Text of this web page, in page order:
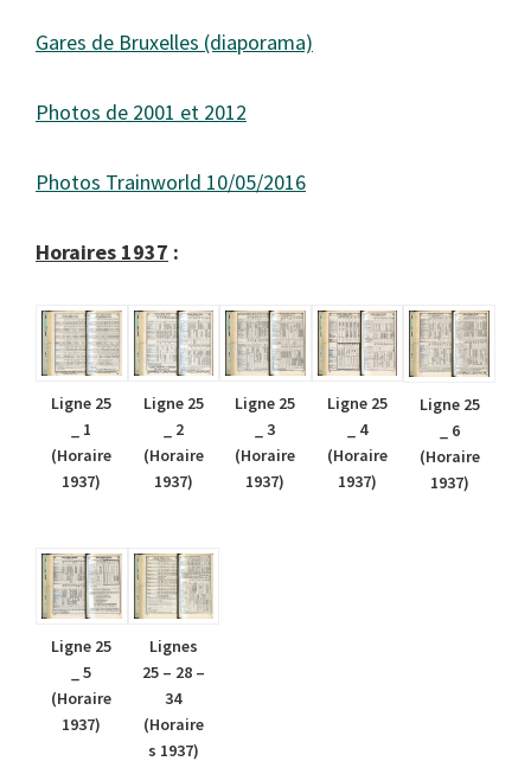
Gares de Bruxelles (diaporama)
Photos de 2001 et 2012
Photos Trainworld 10/05/2016
Horaires 1937 :
Ligne 25
_ 1
(Horaire
1937)
Ligne 25
_ 2
(Horaire
1937)
Ligne 25
_ 3
(Horaire
1937)
Ligne 25
_ 4
(Horaire
1937)
Ligne 25
_ 6
(Horaire
1937)
Ligne 25
_ 5
(Horaire
1937)
Lignes
25 – 28 –
34
(Horaire
s 1937)